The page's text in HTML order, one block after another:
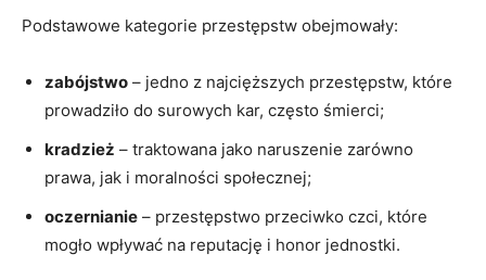
Podstawowe kategorie przestępstw obejmowały:
zabójstwo – jedno z najcięższych przestępstw, które
prowadziło do surowych kar, często śmierci;
kradzież – traktowana jako naruszenie zarówno
prawa, jak i moralności społecznej;
oczernianie – przestępstwo przeciwko czci, które
mogło wpływać na reputację i honor jednostki.